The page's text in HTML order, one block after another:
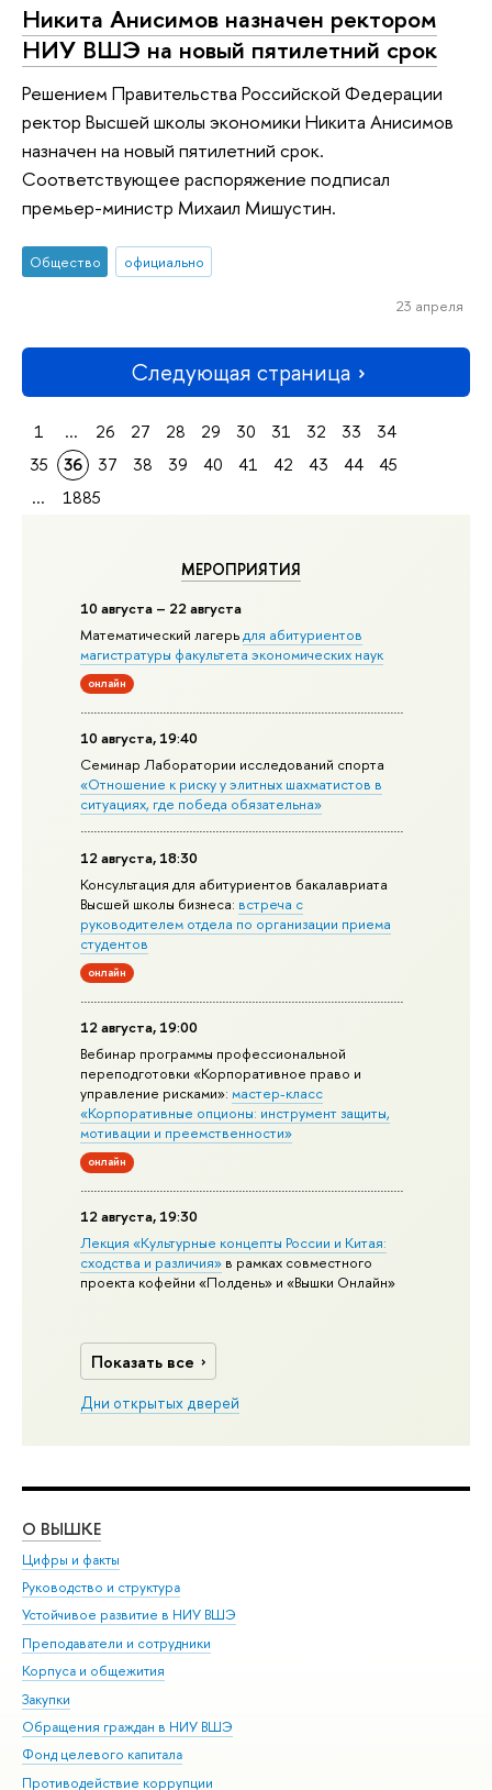
МЕРОПРИЯТИЯ
10 августа – 22 августа
Математический лагерьдля абитуриентов
магистратуры факультета экономических наук
онлайн
10 августа, 19:40
Семинар Лаборатории исследований спорта
«Отношение к риску у элитных шахматистов в
ситуациях, где победа обязательна»
12 августа, 18:30
Консультация для абитуриентов бакалавриата
Высшей школы бизнеса: встреча с
руководителем отдела по организации приема
студентов
онлайн
12 августа, 19:00
Вебинар программы профессиональной
переподготовки «Корпоративное право и
управление рисками»:мастер-класс
«Корпоративные опционы: инструмент защиты,
мотивации и преемственности»
онлайн
12 августа, 19:30
Лекция «Культурные концепты России и Китая:
сходства и различия» в рамках совместного
проекта кофейни «Полдень» и «Вышки Онлайн»
Показать все
Дни открытых дверей
Никита Анисимов назначен ректором
НИУ ВШЭ на новый пятилетний срок
Решением Правительства Российской Федерации
ректор Высшей школы экономики Никита Анисимов
назначен на новый пятилетний срок.
Соответствующее распоряжение подписал
премьер-министр Михаил Мишустин.
Общество официально
23 апреля
Следующая страница
1 ... 26 27 28 29 30 31 32 33
34
35
36 37 38 39 40 41 42 43 44
45
...
1885
О ВЫШКЕ
Цифры и факты
Руководство и структура
Устойчивое развитие в НИУ ВШЭ
Преподаватели и сотрудники
Корпуса и общежития
Закупки
Обращения граждан в НИУ ВШЭ
Фонд целевого капитала
Противодействие коррупции